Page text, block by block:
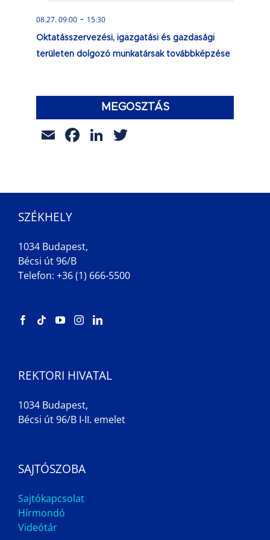
08.27. 09:00 - 15:30
Oktatásszervezési, igazgatási és gazdasági
területen dolgozó munkatársak továbbképzése
MEGOSZTÁS
EmailFacebook
LinkedIn
SZÉKHELY
1034 Budapest,
Bécsi út 96/B
Telefon: +36 (1) 666-5500
REKTORI HIVATAL
1034 Budapest,
Bécsi út 96/B I-II. emelet
SAJTÓSZOBA
Sajtókapcsolat
Hírmondó
Videótár